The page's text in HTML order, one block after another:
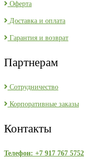
Оферта
Доставка и оплата
Гарантия и возврат
Партнерам
Сотрудничество
Корпоративные заказы
Контакты
Телефон: +7 917 767 5752